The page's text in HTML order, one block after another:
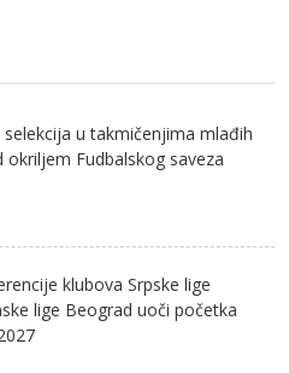
selekcija u takmičenjima mlađih
Fudbalskog saveza
klubova Srpske lige
lige Beograd uoči početka